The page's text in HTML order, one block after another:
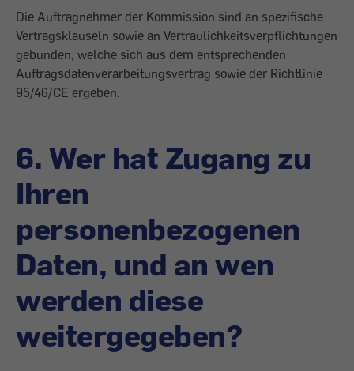
Die Auftragnehmer der Kommission sind an spezifische
Vertragsklauseln sowie an Vertraulichkeitsverpflichtungen
gebunden, welche sich aus dem entsprechenden
Auftragsdatenverarbeitungsvertrag sowie der Richtlinie
95/46/CE ergeben.
6. Wer hat Zugang zu
Ihren
personenbezogenen
Daten, und an wen
werden diese
weitergegeben?